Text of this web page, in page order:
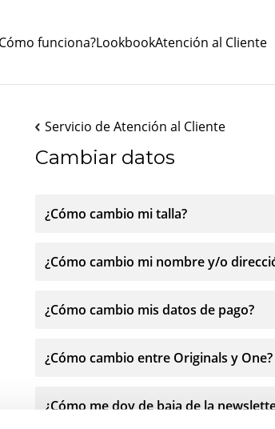
funciona?LookbookAtención al Cliente
Servicio de Atención al Cliente
Cambiar datos
¿Cómo cambio mi talla?
¿Cómo cambio mi nombre y/o
¿Cómo cambio mis datos de pago?
¿Cómo cambio entre Originals y One?
¿Cómo me doy de baja de la